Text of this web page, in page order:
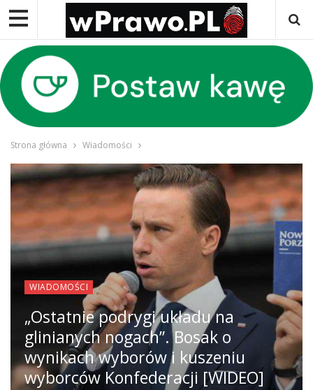
Strona główna Wiadomości
WIADOMOŚCI
„Ostatnie podrygi układu na
glinianych nogach”. Bosak o
wynikach wyborów i kuszeniu
wyborców Konfederacji [WIDEO]